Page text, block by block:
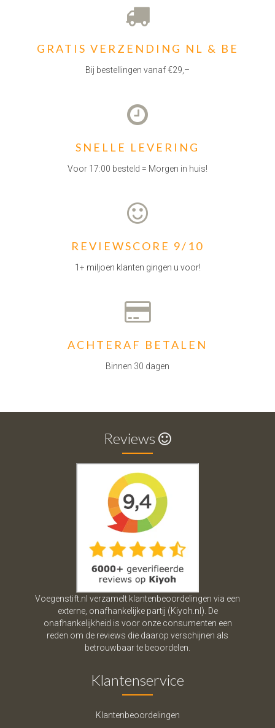
GRATIS VERZENDING NL & BE
Bij bestellingen vanaf €29,–
SNELLE LEVERING
Voor 17:00 besteld = Morgen in huis!
REVIEWSCORE 9/10
1+ miljoen klanten gingen u voor!
ACHTERAF BETALEN
Binnen 30 dagen
Reviews
Voegenstift.nl verzamelt klantenbeoordelingen via een
externe, onafhankelijke partij (Kiyoh.nl). De
onafhankelijkheid is voor onze consumenten een
reden om de reviews die daarop verschijnen als
betrouwbaar te beoordelen.
Klantenservice
Klantenbeoordelingen